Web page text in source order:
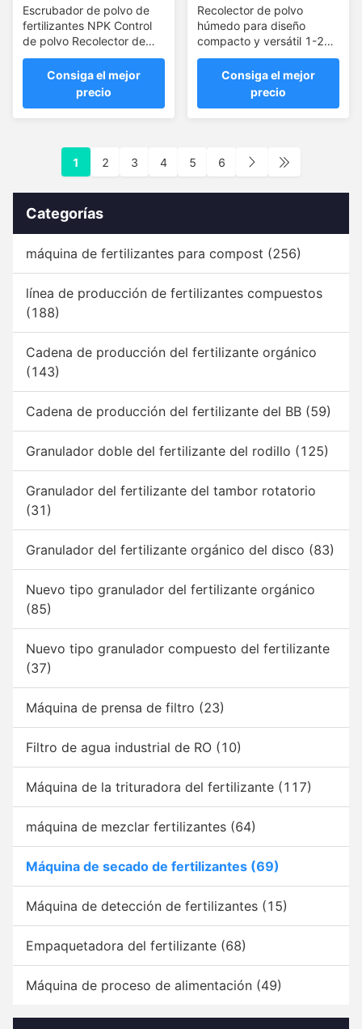
Escrubador de polvo de
fertilizantes NPK Control
de polvo Recolector de
polvo de película de agua
Consiga el mejor
precio
Recolector de polvo
húmedo para diseño
compacto y versátil 1-20
T/h Capacidad de
procesamiento
Consiga el mejor
precio
1 2 3 4 5 6
Categorías
máquina de fertilizantes para compost (256)
línea de producción de fertilizantes compuestos
(188)
Cadena de producción del fertilizante orgánico
(143)
Cadena de producción del fertilizante del BB (59)
Granulador doble del fertilizante del rodillo (125)
Granulador del fertilizante del tambor rotatorio
(31)
Granulador del fertilizante orgánico del disco (83)
Nuevo tipo granulador del fertilizante orgánico
(85)
Nuevo tipo granulador compuesto del fertilizante
(37)
Máquina de prensa de filtro (23)
Filtro de agua industrial de RO (10)
Máquina de la trituradora del fertilizante (117)
máquina de mezclar fertilizantes (64)
Máquina de secado de fertilizantes (69)
Máquina de detección de fertilizantes (15)
Empaquetadora del fertilizante (68)
Máquina de proceso de alimentación (49)